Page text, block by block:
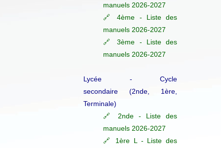
manuels 2026-2027
🔗 4ème - Liste des
manuels 2026-2027
🔗 3ème - Liste des
manuels 2026-2027
Lycée - Cycle
secondaire (2nde, 1ère,
Terminale)
🔗 2nde - Liste des
manuels 2026-2027
🔗 1ère L - Liste des